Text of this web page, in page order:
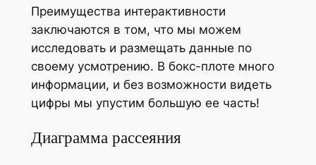
Преимущества интерактивности
заключаются в том, что мы можем
исследовать и размещать данные по
своему усмотрению. В бокс-плоте много
информации, и без возможности видеть
цифры мы упустим большую ее часть!
Диаграмма рассеяния